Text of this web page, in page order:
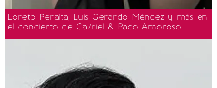
Loreto Peralta, Luis Gerardo Méndez y más en
el concierto de Ca7riel & Paco Amoroso